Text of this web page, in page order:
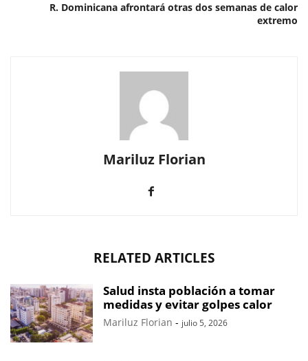
R. Dominicana afrontará otras dos semanas de calor
extremo
Mariluz Florian
RELATED ARTICLES
Salud insta población a tomar
medidas y evitar golpes calor
Mariluz Florian - julio 5, 2026